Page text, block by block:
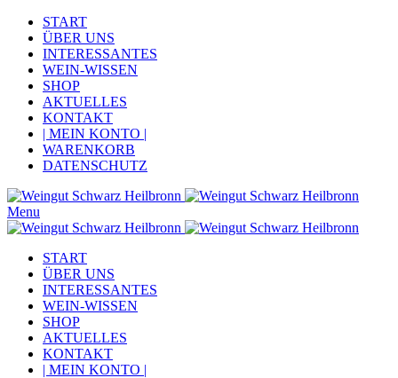
START
ÜBER UNS
INTERESSANTES
WEIN-WISSEN
SHOP
AKTUELLES
KONTAKT
| MEIN KONTO |
WARENKORB
DATENSCHUTZ
Menu
START
ÜBER UNS
INTERESSANTES
WEIN-WISSEN
SHOP
AKTUELLES
KONTAKT
| MEIN KONTO |